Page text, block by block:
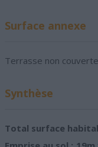
Surface annexe
Terrasse non
Synthèse
Total surface